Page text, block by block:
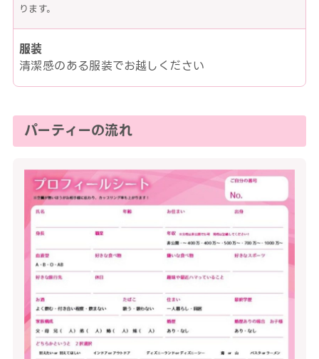
ります。
服装
清潔感のある服装でお越しください
パーティーの流れ